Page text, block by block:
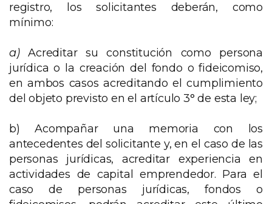
registro, los solicitantes deberán, como
mínimo:
a)
Acreditar su constitución como persona
jurídica o la creación del fondo o fideicomiso,
en ambos casos acreditando el cumplimiento
del objeto previsto en el artículo 3° de esta ley;
b) Acompañar una memoria con los
antecedentes del solicitante y, en el caso de las
personas jurídicas, acreditar experiencia en
actividades de capital emprendedor. Para el
caso de personas jurídicas, fondos o